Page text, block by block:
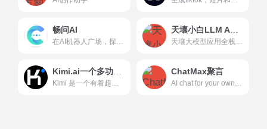
畅问AI
在AI机器人广场，探索AI的无限可能。无论是工作、学习还是日常生活，畅问AI带你轻松与智能机器人进行互动对话。体验前沿的AI技术，发现智能生活的新方式，让AI成为你的日常生活和学习的助手。
天壤小白LLM APP Stack
天壤大模型应用全栈开发平台 LLM App Stack是专为企业量身打造的一站式大模型应用开发平台。旨在为大语言模型技术的研究和应用提供一个开放、可扩展、可协作的环境。平台为开发者提供大语言模型、大规模数据集、模型微调工具以及大模型应用开发工具等资源，加速大模型的训练过程，促进大模型在不同领域的应用落地。
Kimi.ai一个多功能的人工智能助手
Kimi 是一个有着超大“内存”的智能助手，可以一口气读完二十万字的小说，还会上网冲浪，快来跟他聊聊吧 | Kimi.ai - Moonshot AI 出品的智能助手
ChatMax聚言
AI chat for your own business data and documents.